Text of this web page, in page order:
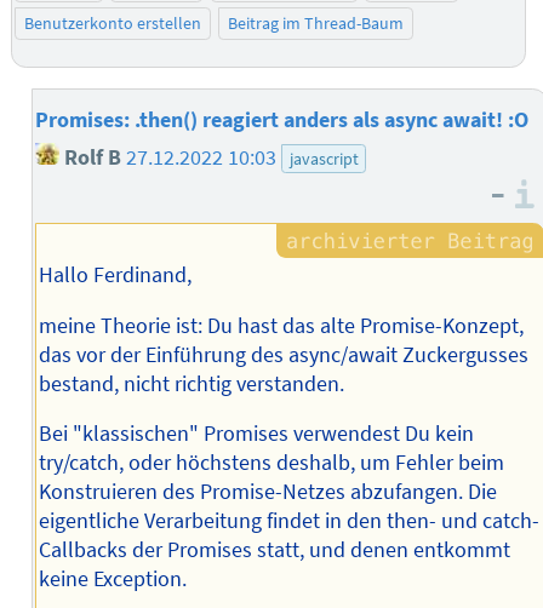
Benutzerkonto erstellen
Beitrag im Thread-Baum
Promises: .then() reagiert anders als async await! :O
Rolf B27.12.2022 10:03 javascript
–
Hallo Ferdinand,
meine Theorie ist: Du hast das alte Promise-Konzept,
das vor der Einführung des async/await Zuckergusses
bestand, nicht richtig verstanden.
Bei "klassischen" Promises verwendest Du kein
try/catch, oder höchstens deshalb, um Fehler beim
Konstruieren des Promise-Netzes abzufangen. Die
eigentliche Verarbeitung findet in den then- und catch-
Callbacks der Promises statt, und denen entkommt
keine Exception.